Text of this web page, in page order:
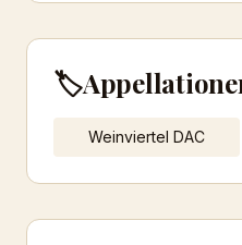
🏷️
Weinviertel DAC